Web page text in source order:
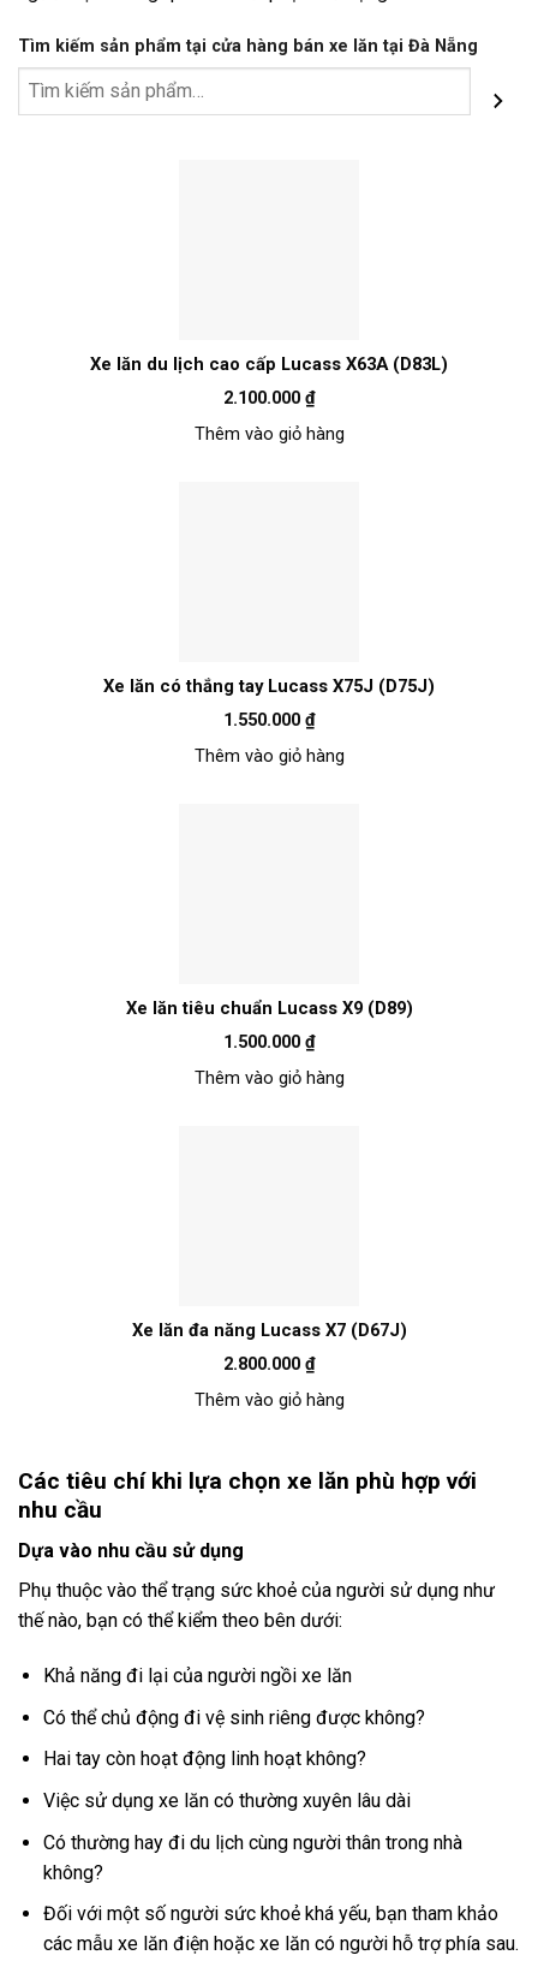
Tìm kiếm sản phẩm tại cửa hàng bán xe lăn tại Đà Nẵng
Xe lăn du lịch cao cấp Lucass X63A (D83L)
2.100.000 ₫
Thêm vào giỏ hàng
Xe lăn có thắng tay Lucass X75J (D75J)
1.550.000 ₫
Thêm vào giỏ hàng
Xe lăn tiêu chuẩn Lucass X9 (D89)
1.500.000 ₫
Thêm vào giỏ hàng
Xe lăn đa năng Lucass X7 (D67J)
2.800.000 ₫
Thêm vào giỏ hàng
Các tiêu chí khi lựa chọn xe lăn phù hợp với
nhu cầu
Dựa vào nhu cầu sử dụng
Phụ thuộc vào thể trạng sức khoẻ của người sử dụng như
thế nào, bạn có thể kiểm theo bên dưới:
Khả năng đi lại của người ngồi xe lăn
Có thể chủ động đi vệ sinh riêng được không?
Hai tay còn hoạt động linh hoạt không?
Việc sử dụng xe lăn có thường xuyên lâu dài
Có thường hay đi du lịch cùng người thân trong nhà
không?
Đối với một số người sức khoẻ khá yếu, bạn tham khảo
các mẫu xe lăn điện hoặc xe lăn có người hỗ trợ phía sau.